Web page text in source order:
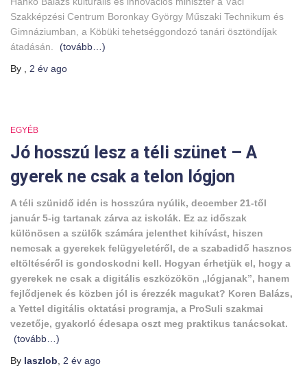
Szakképzési Centrum Boronkay György Műszaki Technikum és
Gimnáziumban, a Köbüki tehetséggondozó tanári ösztöndíjak
átadásán.
(tovább…)
By , 2 év ago
EGYÉB
Jó hosszú lesz a téli szünet – A
gyerek ne csak a telon lógjon
A téli szünidő idén is hosszúra nyúlik, december 21-től
január 5-ig tartanak zárva az iskolák. Ez az időszak
különösen a szülők számára jelenthet kihívást, hiszen
nemcsak a gyerekek felügyeletéről, de a szabadidő hasznos
eltöltéséről is gondoskodni kell. Hogyan érhetjük el, hogy a
gyerekek ne csak a digitális eszközökön „lógjanak”, hanem
fejlődjenek és közben jól is érezzék magukat? Koren Balázs,
a Yettel digitális oktatási programja, a ProSuli szakmai
vezetője, gyakorló édesapa oszt meg praktikus tanácsokat.
(tovább…)
By laszlob, 2 év ago